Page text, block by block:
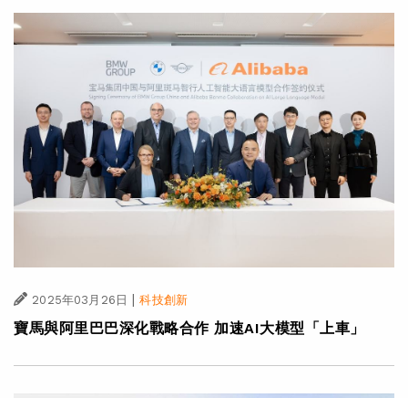
2025年03月26日 | 科技創新
寶馬與阿里巴巴深化戰略合作 加速AI大模型「上車」